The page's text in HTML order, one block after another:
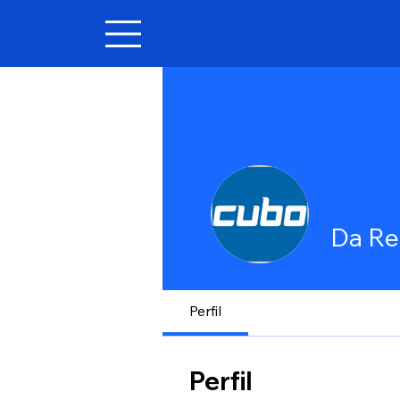
Da
Perfil
Perfil